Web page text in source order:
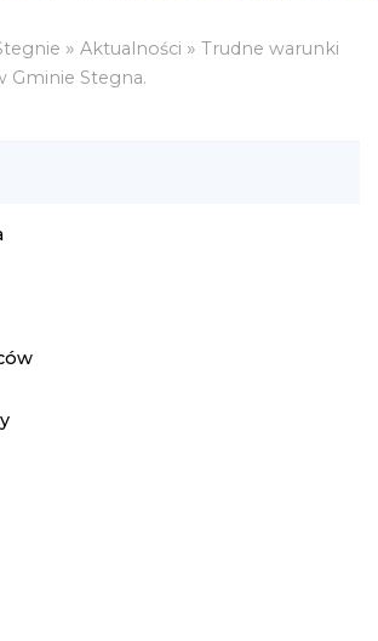
» Aktualności » Trudne warunki
Gminie Stegna.